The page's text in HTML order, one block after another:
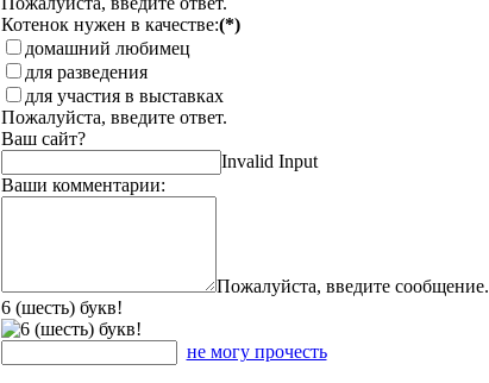
Котенок нужен в качестве:(*)
домашний любимец
для разведения
для участия в выставках
Пожалуйста, введите ответ.
Ваш сайт?
Invalid Input
Ваши комментарии:
Пожалуйста, введите сообщение.
6 (шесть) букв!
не могу прочесть